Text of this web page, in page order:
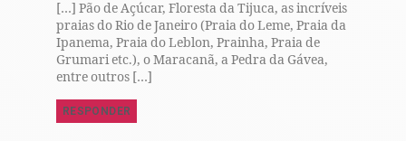
[…] Pão de Açúcar, Floresta da Tijuca, as incríveis
praias do Rio de Janeiro (Praia do Leme, Praia da
Ipanema, Praia do Leblon, Prainha, Praia de
Grumari etc.), o Maracanã, a Pedra da Gávea,
entre outros […]
RESPONDER